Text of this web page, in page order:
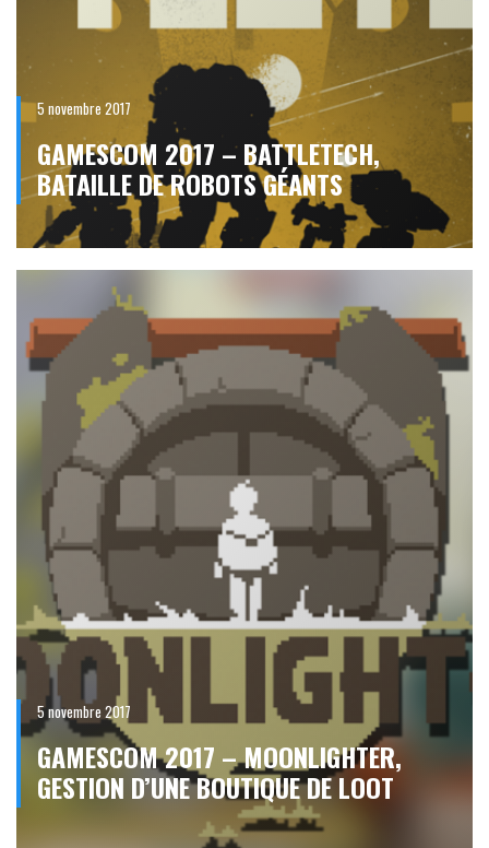
5 novembre 2017
GAMESCOM 2017 – BATTLETECH,
BATAILLE DE ROBOTS GÉANTS
5 novembre 2017
GAMESCOM 2017 – MOONLIGHTER,
GESTION D’UNE BOUTIQUE DE LOOT